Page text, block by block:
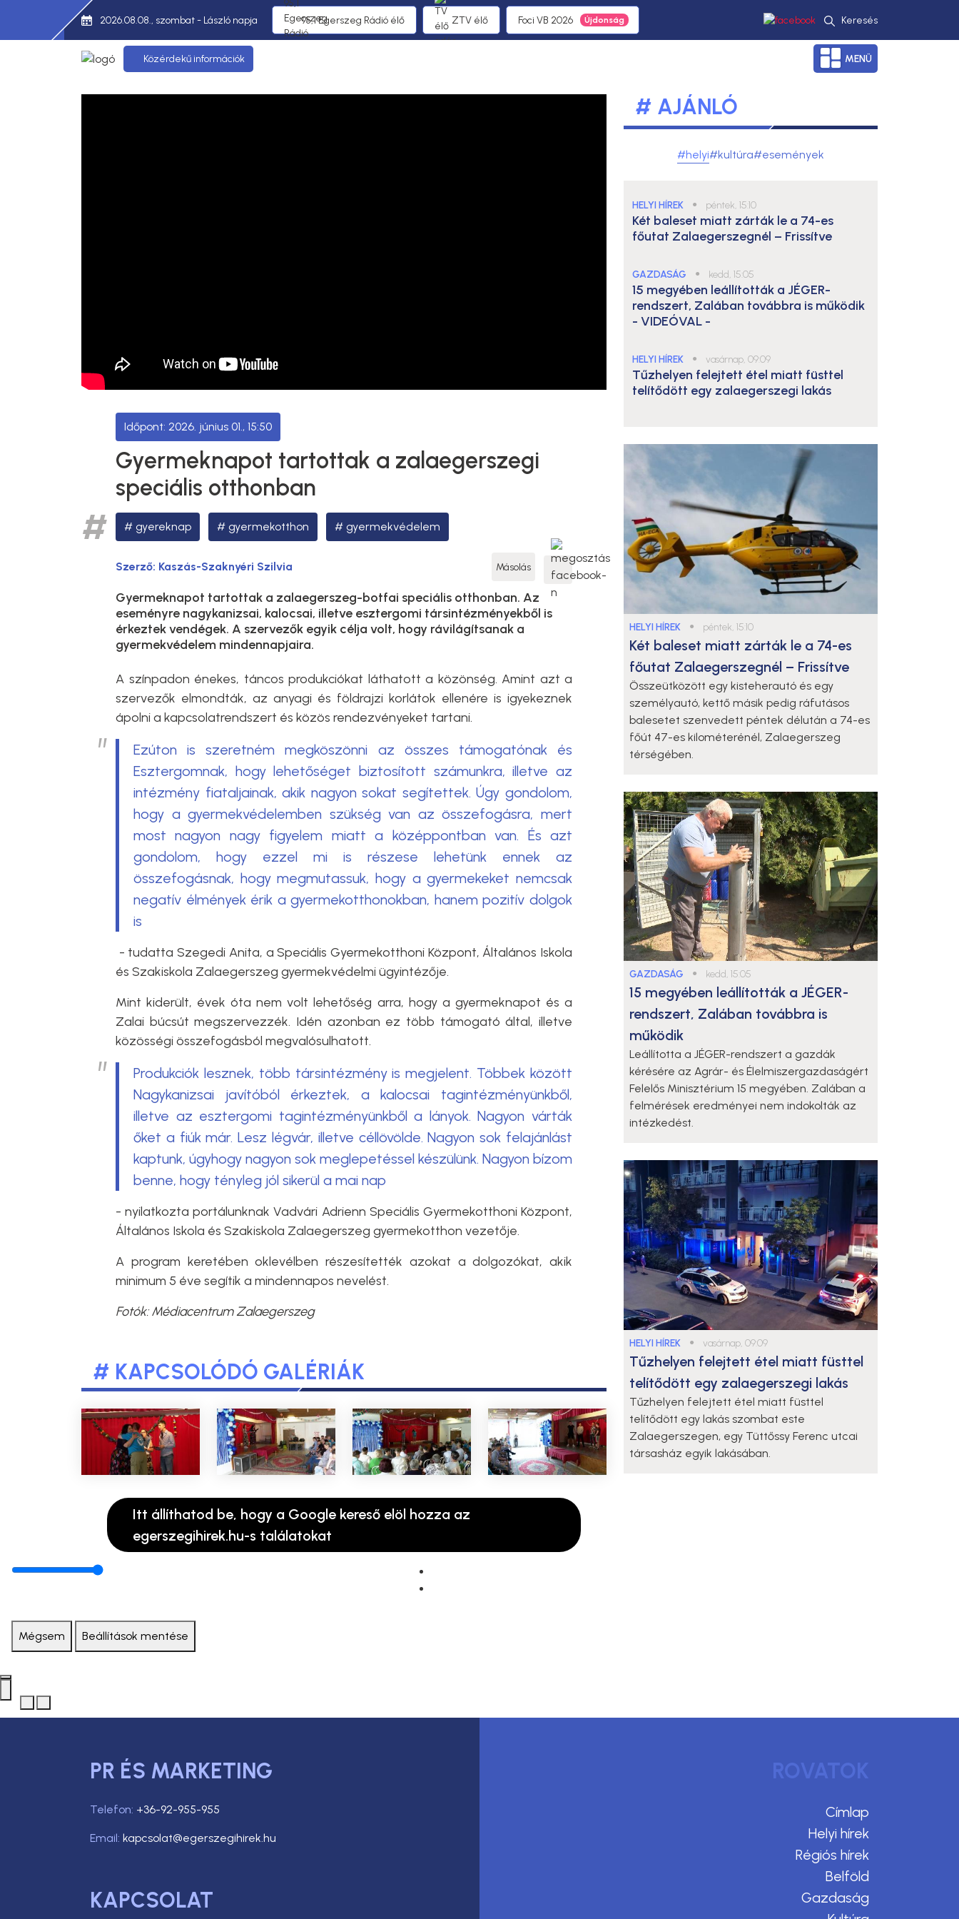
2026.08.08., szombat - László napja 95,1 Egerszeg Rádió élő ZTV élő Foci VB 2026 Keresés
Közérdekű információk MENÜ
2026. június 01., 15:50
Gyermeknapot tartottak a zalaegerszegi
speciális otthonban
gyereknap gyermekotthon gyermekvédelem
Szerző: Kaszás-Szaknyéri Szilvia Másolás
Gyermeknapot tartottak a zalaegerszeg-botfai speciális otthonban. Az
eseményre nagykanizsai, kalocsai, illetve esztergomi társintézményekből is
érkeztek vendégek. A szervezők egyik célja volt, hogy rávilágítsanak a
gyermekvédelem mindennapjaira.
A színpadon énekes, táncos produkciókat láthatott a közönség. Amint azt a
szervezők elmondták, az anyagi és földrajzi korlátok ellenére is igyekeznek
ápolni a kapcsolatrendszert és közös rendezvényeket tartani.
Ezúton is szeretném megköszönni az összes támogatónak és
Esztergomnak, hogy lehetőséget biztosított számunkra, illetve az
intézmény fiataljainak, akik nagyon sokat segítettek. Úgy gondolom,
hogy a gyermekvédelemben szükség van az összefogásra, mert
most nagyon nagy figyelem miatt a középpontban van. És azt
gondolom, hogy ezzel mi is részese lehetünk ennek az
összefogásnak, hogy megmutassuk, hogy a gyermekeket nemcsak
negatív élmények érik a gyermekotthonokban, hanem pozitív dolgok
is
- tudatta Szegedi Anita, a Speciális Gyermekotthoni Központ, Általános Iskola
és Szakiskola Zalaegerszeg gyermekvédelmi ügyintézője.
Mint kiderült, évek óta nem volt lehetőség arra, hogy a gyermeknapot és a
Zalai búcsút megszervezzék. Idén azonban ez több támogató által, illetve
közösségi összefogásból megvalósulhatott.
Produkciók lesznek, több társintézmény is megjelent. Többek között
Nagykanizsai javítóból érkeztek, a kalocsai tagintézményünkből,
illetve az esztergomi tagintézményünkből a lányok. Nagyon várták
őket a fiúk már. Lesz légvár, illetve céllövölde. Nagyon sok felajánlást
kaptunk, úgyhogy nagyon sok meglepetéssel készülünk. Nagyon bízom
benne, hogy tényleg jól sikerül a mai nap
- nyilatkozta portálunknak Vadvári Adrienn Speciális Gyermekotthoni Központ,
Általános Iskola és Szakiskola Zalaegerszeg gyermekotthon vezetője.
A program keretében oklevélben részesítették azokat a dolgozókat, akik
minimum 5 éve segítik a mindennapos nevelést.
Fotók: Médiacentrum Zalaegerszeg
# KAPCSOLÓDÓ GALÉRIÁK
Itt állíthatod be, hogy a Google kereső elöl hozza az
egerszegihirek.hu-s találatokat
# AJÁNLÓ
#helyi#kultúra#események
HELYI HÍREK ● péntek, 15:10
Két baleset miatt zárták le a 74-es
főutat Zalaegerszegnél – Frissítve
GAZDASÁG ● kedd, 15:05
15 megyében leállították a JÉGER-
rendszert, Zalában továbbra is működik
- VIDEÓVAL -
HELYI HÍREK ● vasárnap, 09:09
Tűzhelyen felejtett étel miatt füsttel
telítődött egy zalaegerszegi lakás
HELYI HÍREK ● péntek, 15:10
Két baleset miatt zárták le a 74-es
főutat Zalaegerszegnél – Frissítve
Összeütközött egy kisteherautó és egy
személyautó, kettő másik pedig ráfutásos
balesetet szenvedett péntek délután a 74-es
főút 47-es kilométerénél, Zalaegerszeg
térségében.
GAZDASÁG ● kedd, 15:05
15 megyében leállították a JÉGER-
rendszert, Zalában továbbra is
működik
Leállította a JÉGER-rendszert a gazdák
kérésére az Agrár- és Élelmiszergazdaságért
Felelős Minisztérium 15 megyében. Zalában a
felmérések eredményei nem indokolták az
intézkedést.
HELYI HÍREK ● vasárnap, 09:09
Tűzhelyen felejtett étel miatt füsttel
telítődött egy zalaegerszegi lakás
Tűzhelyen felejtett étel miatt füsttel
telítődött egy lakás szombat este
Zalaegerszegen, egy Tüttőssy Ferenc utcai
társasház egyik lakásában.
Mégsem Beállítások mentése
PR ÉS MARKETING
Telefon: +36-92-955-955
Email: kapcsolat@egerszegihirek.hu
KAPCSOLAT
ROVATOK
Címlap
Helyi hírek
Régiós hírek
Belföld
Gazdaság